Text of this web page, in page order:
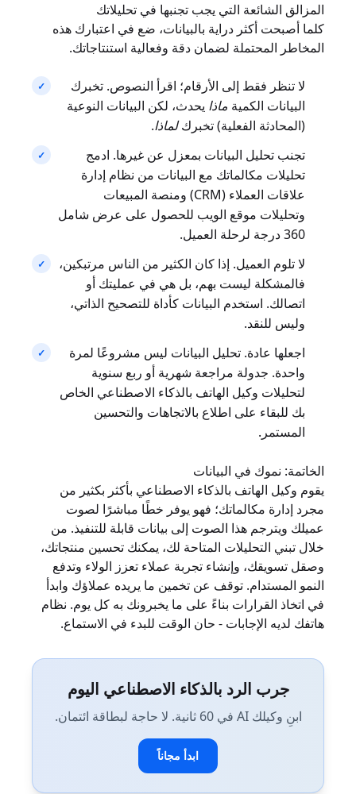
المزالق الشائعة التي يجب تجنبها في تحليلاتك
كلما أصبحت أكثر دراية بالبيانات، ضع في اعتبارك هذه
المخاطر المحتملة لضمان دقة وفعالية استنتاجاتك.
لا تنظر فقط إلى الأرقام؛ اقرأ النصوص. تخبرك
البيانات الكمية ماذا يحدث، لكن البيانات النوعية
(المحادثة الفعلية) تخبركلماذا.
تجنب تحليل البيانات بمعزل عن غيرها. ادمج
تحليلات مكالماتك مع البيانات من نظام إدارة
علاقات العملاء (CRM) ومنصة المبيعات
وتحليلات موقع الويب للحصول على عرض شامل
360 درجة لرحلة العميل.
لا تلوم العميل. إذا كان الكثير من الناس مرتبكين،
فالمشكلة ليست بهم، بل هي في عمليتك أو
اتصالك. استخدم البيانات كأداة للتصحيح الذاتي،
وليس للنقد.
اجعلها عادة. تحليل البيانات ليس مشروعًا لمرة
واحدة. جدولة مراجعة شهرية أو ربع سنوية
لتحليلات وكيل الهاتف بالذكاء الاصطناعي الخاص
بك للبقاء على اطلاع بالاتجاهات والتحسين
المستمر.
الخاتمة: نموك في البيانات
يقوم وكيل الهاتف بالذكاء الاصطناعي بأكثر بكثير من
مجرد إدارة مكالماتك؛ فهو يوفر خطًا مباشرًا لصوت
عميلك ويترجم هذا الصوت إلى بيانات قابلة للتنفيذ. من
خلال تبني التحليلات المتاحة لك، يمكنك تحسين منتجاتك،
وصقل تسويقك، وإنشاء تجربة عملاء تعزز الولاء وتدفع
النمو المستدام. توقف عن تخمين ما يريده عملاؤك وابدأ
في اتخاذ القرارات بناءً على ما يخبرونك به كل يوم. نظام
هاتفك لديه الإجابات - حان الوقت للبدء في الاستماع.
جرب الرد بالذكاء الاصطناعي اليوم
ابنِ وكيلك AI في 60 ثانية. لا حاجة لبطاقة ائتمان.
ابدأ مجاناً